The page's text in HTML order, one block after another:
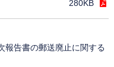
280KB
報告書の郵送廃止に関する